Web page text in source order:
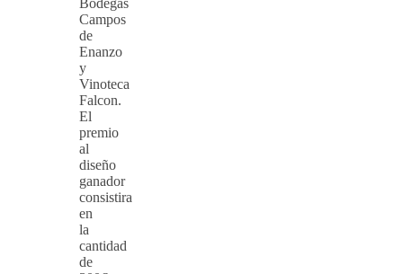
Bodegas
Campos
de
Enanzo
y
Vinoteca
Falcon.
El
premio
al
diseño
ganador
consistira
en
la
cantidad
de